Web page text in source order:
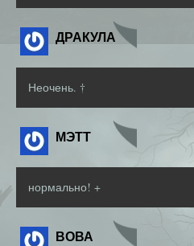
ДРАКУЛА
Неочень. †
МЭТТ
нормально! +
ВОВА